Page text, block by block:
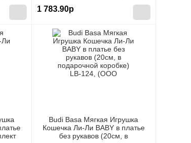
1 783.90р
Budi Basa Мягкая Игрушка
Кошечка Ли-Ли BABY в платье
без рукавов (20см, в